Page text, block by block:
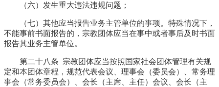
（六）发生重大违法违规问题；
（七）其他应当报告业务主管单位的事项。特殊情况下，
不能事前书面报告的，宗教团体应当在事中或者事后及时书面
报告其业务主管单位。
第二十八条 宗教团体应当按照国家社会团体管理有关规
定和本团体章程，规范代表会议、理事会（委员会）、常务理
事会（常务委员会）、会长（主席、主任）会议、会长（主